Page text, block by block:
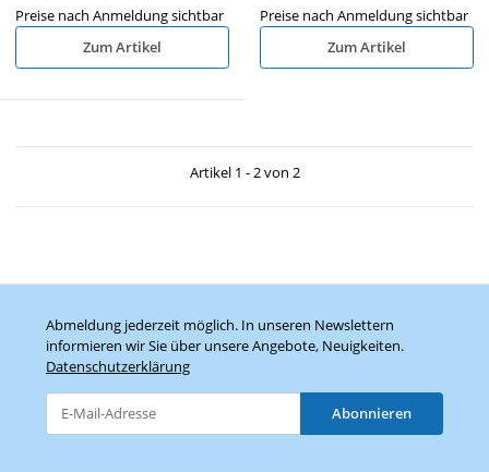
Preise nach Anmeldung sichtbar
Zum Artikel
Preise nach Anmeldung sichtbar
Zum Artikel
Artikel 1 - 2 von 2
Abmeldung jederzeit möglich. In unseren Newslettern
informieren wir Sie über unsere Angebote, Neuigkeiten.
Datenschutzerklärung
Abonnieren